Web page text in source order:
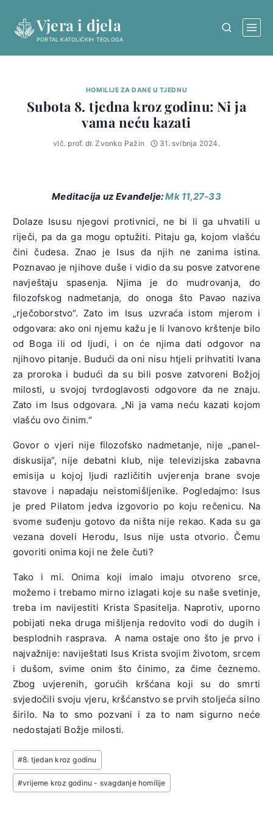
content
Vjera i djela
PORTAL KATOLIČKIH TEOLOGA
HOMILIJE ZA DANE U TJEDNU
Subota 8. tjedna kroz godinu: Ni ja
vama neću kazati
vlč. prof. dr. Zvonko Pažin 31. svibnja 2024.
Meditacija uz Evanđelje:Mk 11,27-33
Dolaze Isusu njegovi protivnici, ne bi li ga uhvatili u
riječi, pa da ga mogu optužiti. Pitaju ga, kojom vlašću
čini čudesa. Znao je Isus da njih ne zanima istina.
Poznavao je njihove duše i vidio da su posve zatvorene
navještaju spasenja. Njima je do mudrovanja, do
filozofskog nadmetanja, do onoga što Pavao naziva
„rječoborstvo“. Zato im Isus uzvraća istom mjerom i
odgovara: ako oni njemu kažu je li Ivanovo krštenje bilo
od Boga ili od ljudi, i on će njima dati odgovor na
njihovo pitanje. Budući da oni nisu htjeli prihvatiti Ivana
za proroka i budući da su bili posve zatvoreni Božjoj
milosti, u svojoj tvrdoglavosti odgovore da ne znaju.
Zato im Isus odgovara. „Ni ja vama neću kazati kojom
vlašću ovo činim.“
Govor o vjeri nije filozofsko nadmetanje, nije „panel-
diskusija“, nije debatni klub, nije televizijska zabavna
emisija u kojoj ljudi različitih uvjerenja brane svoje
stavove i napadaju neistomišljenike. Pogledajmo: Isus
je pred Pilatom jedva izgovorio po koju rečenicu. Na
svome suđenju gotovo da ništa nije rekao. Kada su ga
vezana doveli Herodu, Isus nije usta otvorio. Čemu
govoriti onima koji ne žele čuti?
Tako i mi. Onima koji imalo imaju otvoreno srce,
možemo i trebamo mirno izlagati koje su naše svetinje,
treba im navijestiti Krista Spasitelja. Naprotiv, uporno
pobijati neka druga mišljenja redovito vodi do dugih i
besplodnih rasprava. A nama ostaje ono što je prvo i
najvažnije: naviještati Isus Krista svojim životom, srcem
i dušom, svime onim što činimo, za čime čeznemo.
Zbog uvjerenih, gorućih kršćana koji su do smrti
svjedočili svoju vjeru, kršćanstvo se prvih stoljeća silno
širilo. Na to smo pozvani i za to nam sigurno neće
nedostajati Božje milosti.
Post
Tags:
#8. tjedan kroz godinu
#vrijeme kroz godinu - svagdanje homilije